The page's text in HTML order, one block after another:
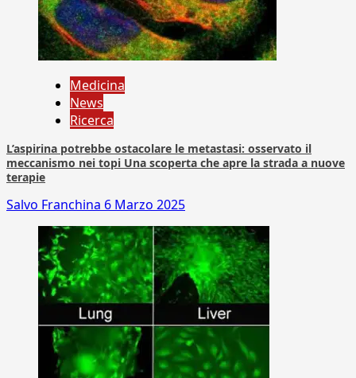
Medicina
News
Ricerca
L’aspirina potrebbe ostacolare le metastasi: osservato il
meccanismo nei topi Una scoperta che apre la strada a nuove
terapie
Salvo Franchina 6 Marzo 2025